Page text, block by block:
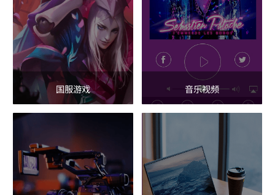
国服游戏 音乐视频